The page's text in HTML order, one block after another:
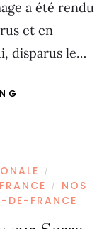
a été rendu
et en
disparus le…
/
FRANCE /
NOS
DE-FRANCE